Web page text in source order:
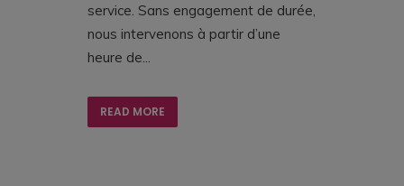
service. Sans engagement de durée,
nous intervenons à partir d’une
heure de...
READ MORE